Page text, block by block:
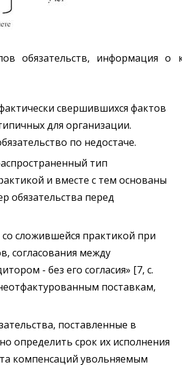
обязательств, информация о
свершившихся фактов
для организации.
по недостаче.
тип
и вместе с тем основаны
обязательства перед
сложившейся практикой при
согласования между
- без его согласия» [7, с.
поставкам,
поставленные в
определить срок их исполнения
компенсаций увольняемым